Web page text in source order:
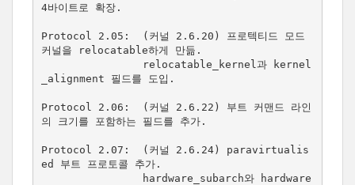
4바이트로 확장.
Protocol 2.05:  (커널 2.6.20) 프로텍티드 모드
커널을 relocatable하게 만듦.
_alignment 필드를 도입.
Protocol 2.06:  (커널 2.6.22) 부트 커맨드 라인
의 크기를 포함하는 필드를 추가.
Protocol 2.07:  (커널 2.6.24) paravirtualis
ed 부트 프로토콜 추가.